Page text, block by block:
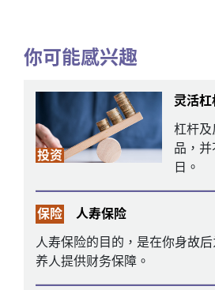
你可能感兴趣
投资
灵活杠
杠杆及
品，
日。
保险
人寿保险
人寿保险的目的，是在你身故
养人提供财务保障。